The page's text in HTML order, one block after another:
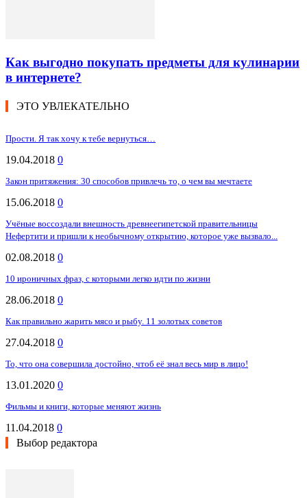
Как выгодно покупать предметы для кулинарии
в интернете?
ЭТО УВЛЕКАТЕЛЬНО
Прости. Я так хочу к тебе вернуться…
19.04.2018 0
Закон притяжения: 30 способов привлечь то, о чем вы мечтаете
15.06.2018 0
Учёные воссоздали внешность древнеегипетской правительницы
Нефертити и пришли к необычному открытию, которое уже вызвало...
02.08.2018 0
10 ироничных фраз, с которыми легко идти по жизни
28.06.2018 0
Как правильно жарить мясо и рыбу. 11 золотых советов
27.04.2018 0
То, что она совершила достойно, чтоб её знал весь мир в лицо!
13.01.2020 0
Фильмы и книги, которые меняют жизнь
11.04.2018 0
Выбор редактора